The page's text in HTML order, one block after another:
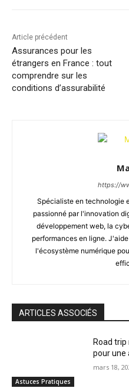
Article précédent
Assurances pour les
étrangers en France : tout
comprendre sur les
conditions d’assurabilité
https://
Spécialiste en technologie
passionné par l'innovation
développement web, la
performances en ligne.
l'écosystème numérique
ARTICLES ASSOCIÉS
Astuces Pratiques
Road
pour une
mars 18,